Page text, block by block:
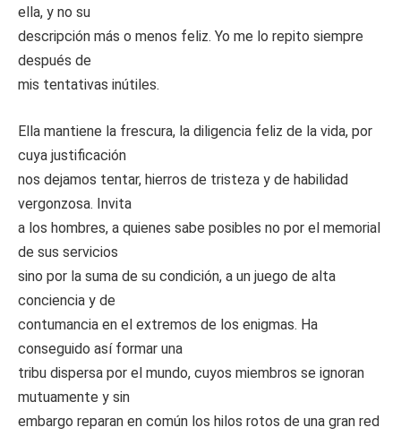
ella, y no su
descripción más o menos feliz. Yo me lo repito siempre
después de
mis tentativas inútiles.
Ella mantiene la frescura, la diligencia feliz de la vida, por
cuya justificación
nos dejamos tentar, hierros de tristeza y de habilidad
vergonzosa. Invita
a los hombres, a quienes sabe posibles no por el memorial
de sus servicios
sino por la suma de su condición, a un juego de alta
conciencia y de
contumancia en el extremos de los enigmas. Ha
conseguido así formar una
tribu dispersa por el mundo, cuyos miembros se ignoran
mutuamente y sin
embargo reparan en común los hilos rotos de una gran red